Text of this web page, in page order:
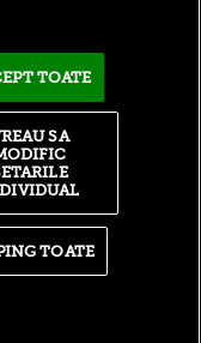
TOATE
TOATE
SA